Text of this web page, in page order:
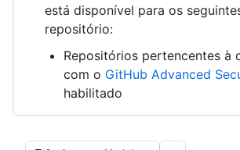
está disponível para os
repositório:
Repositórios pertencentes à
com o GitHub Advanced
habilitado